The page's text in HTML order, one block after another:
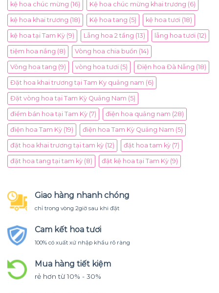
kệ hoa chúc mừng (16) Kệ hoa chúc mừng khai trương (6)
kệ hoa khai trương (18) Kệ hoa tang (5) kệ hoa tươi (18)
kệ hoa tại Tam Kỳ (9) Lẵng hoa 2 tầng (13) lẵng hoa tươi (12)
tiệm hoa nắng (8) Vòng hoa chia buồn (14)
Vòng hoa tang (9) vòng hoa tươi (5) Điện hoa Đà Nẵng (18)
Đặt hoa khai trương tại Tam Ky quảng nam (6)
Đặt vòng hoa tại Tam Kỳ Quảng Nam (5)
điểm bán hoa tại Tam Kỳ (7) điện hoa quảng nam (28)
điện hoa Tam Kỳ (19) điện hoa Tam Kỳ Quảng Nam (5)
đặt hoa khai trương tại tam kỳ (12) đặt hoa tam kỳ (7)
đặt hoa tang tại tam kỳ (8) đặt kệ hoa tại Tam Kỳ (9)
Giao hàng nhanh chóng
chỉ trong vòng 2giờ sau khi đặt
Cam kết hoa tươi
100% có xuất xứ nhập khẩu rõ ràng
Mua hàng tiết kiệm
rẻ hơn từ 10% - 30%